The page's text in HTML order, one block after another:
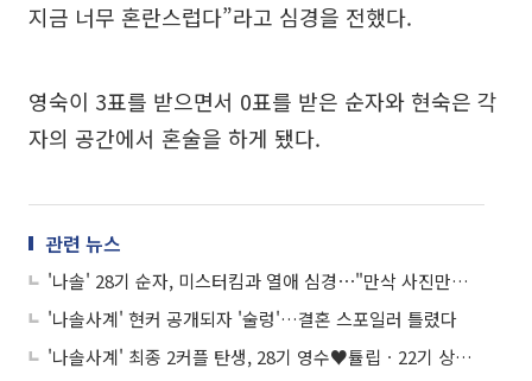
지금 너무 혼란스럽다”라고 심경을 전했다.
영숙이 3표를 받으면서 0표를 받은 순자와 현숙은 각
자의 공간에서 혼술을 하게 됐다.
관련 뉴스
'나솔' 28기 순자, 미스터킴과 열애 심경⋯"만삭 사진만큼 관심 쏟아져"
'나솔사계' 현커 공개되자 '술렁'…결혼 스포일러 틀렸다
'나솔사계' 최종 2커플 탄생, 28기 영수♥튤립ㆍ22기 상철♥백합⋯국화ㆍ26기 경수는?